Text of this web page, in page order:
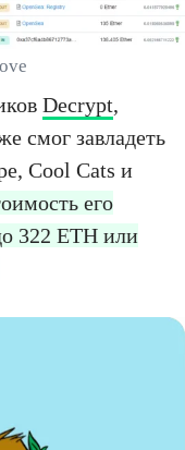
Decrypt,
смог завладеть
Cool Cats и
его
322 ETH или